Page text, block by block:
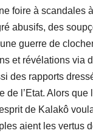
foire à scandales
abusifs, des
guerre de
et révélations via
des rapports
de l’Etat. Alors que
de Kalakô
aient les vertus